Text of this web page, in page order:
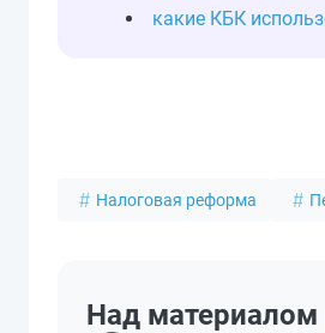
какие КБК
Налоговая реформа
Над материалом